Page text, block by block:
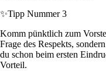
✨Tipp Nummer 3
Komm pünktlich zum
Frage des Respekts,
du schon beim ersten
Vorteil.